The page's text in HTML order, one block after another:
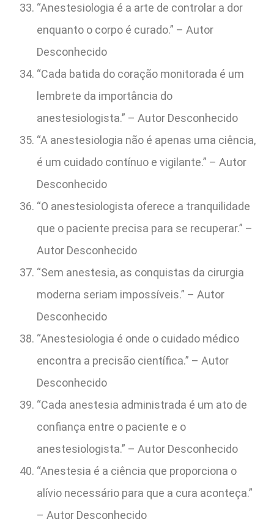
“Anestesiologia é a arte de controlar a dor
enquanto o corpo é curado.” – Autor
Desconhecido
“Cada batida do coração monitorada é um
lembrete da importância do
anestesiologista.” – Autor Desconhecido
“A anestesiologia não é apenas uma ciência,
é um cuidado contínuo e vigilante.” – Autor
Desconhecido
“O anestesiologista oferece a tranquilidade
que o paciente precisa para se recuperar.” –
Autor Desconhecido
“Sem anestesia, as conquistas da cirurgia
moderna seriam impossíveis.” – Autor
Desconhecido
“Anestesiologia é onde o cuidado médico
encontra a precisão científica.” – Autor
Desconhecido
“Cada anestesia administrada é um ato de
confiança entre o paciente e o
anestesiologista.” – Autor Desconhecido
“Anestesia é a ciência que proporciona o
alívio necessário para que a cura aconteça.”
– Autor Desconhecido